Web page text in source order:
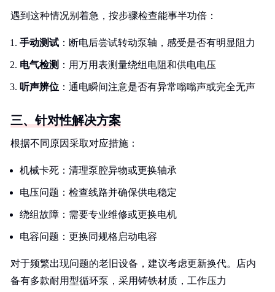
遇到这种情况别着急，按步骤检查能事半功倍：
手动测试 ：断电后尝试转动泵轴，感受是否有明显阻力
电气检测 ：用万用表测量绕组电阻和供电电压
听声辨位 ：通电瞬间注意是否有异常嗡嗡声或完全无声
三、针对性解决方案
根据不同原因采取对应措施：
机械卡死：清理泵腔异物或更换轴承
电压问题：检查线路并确保供电稳定
绕组故障：需要专业维修或更换电机
电容问题：更换同规格启动电容
对于频繁出现问题的老旧设备，建议考虑更新换代。店内
备有多款耐用型循环泵，采用铸铁材质，工作压力